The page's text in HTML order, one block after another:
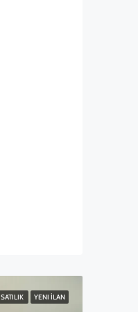
SATILIK YENI İLAN